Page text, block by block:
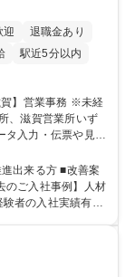
迎
退職金あり
駅近5分以内
タ入力・伝票や見積
事務業務や業務改
がきちんと構築さ
境です。また、
出来る方 ■改善案
のご入社事例】人材
者の入社実績有
、改善の動きも期
貢献し、結果的に